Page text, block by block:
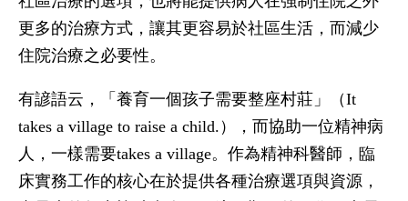
更多的治療方式，讓其更容易於社區生活，而減少
住院治療之必要性。
有諺語云，「養育一個孩子需要整座村莊」（It
takes a village to raise a child.），而協助一位精神病
人，一樣需要takes a village。作為精神科醫師，臨
床實務工作的核心在於提供各種治療選項與資源，